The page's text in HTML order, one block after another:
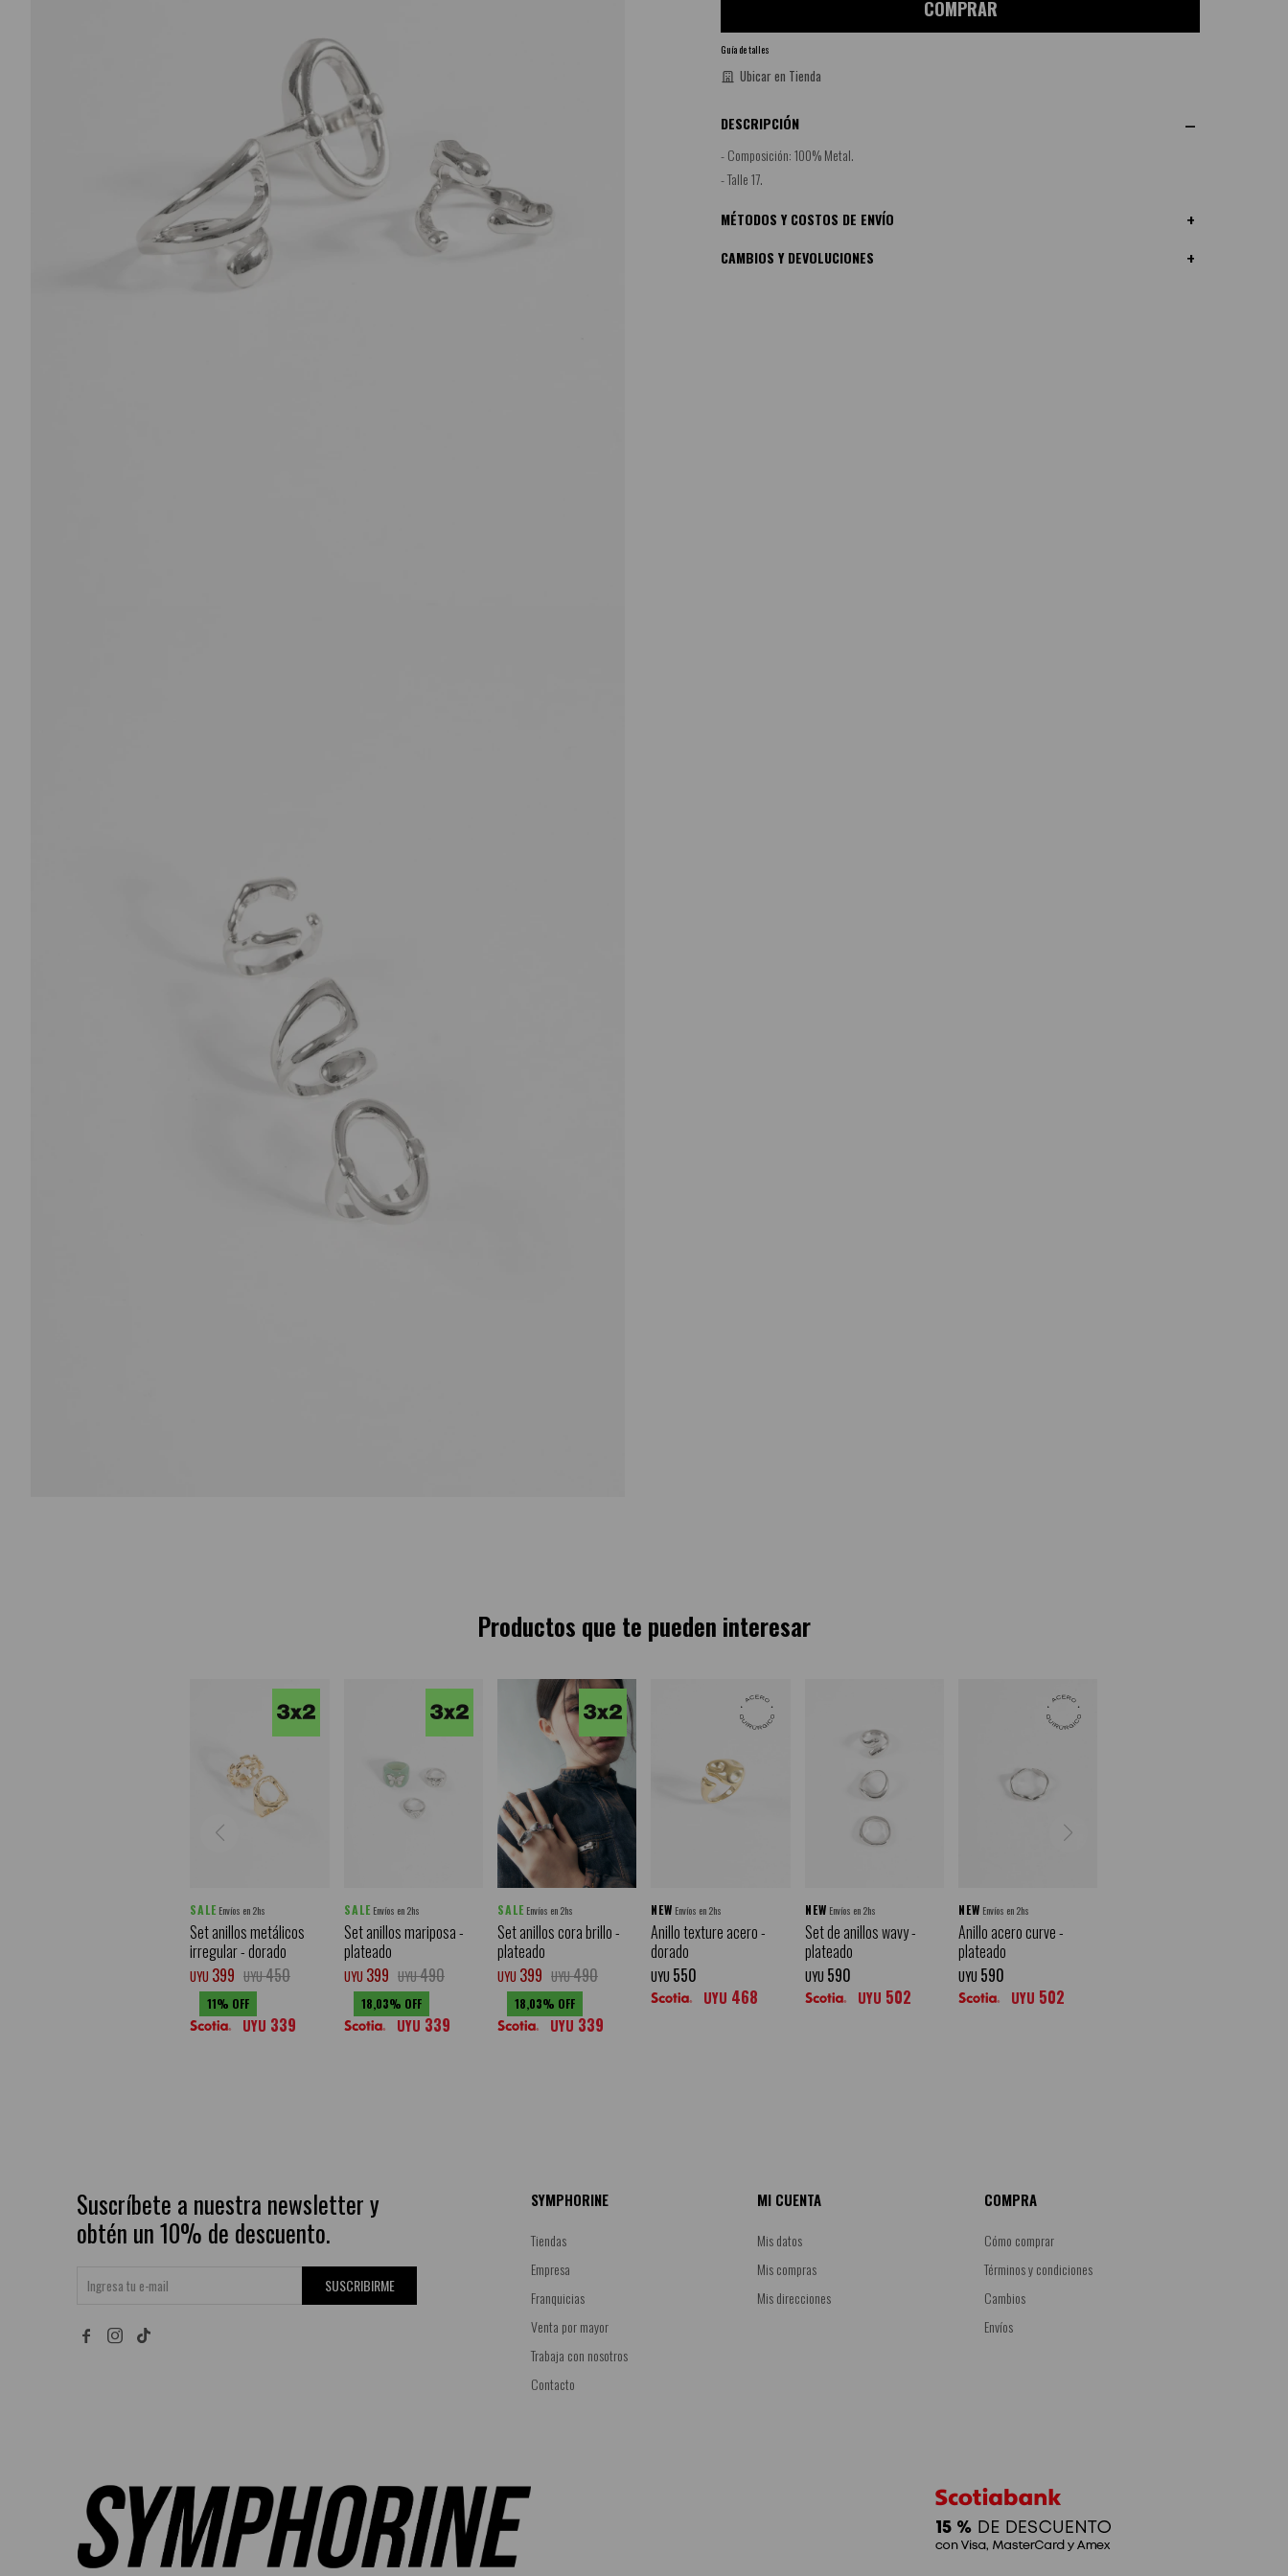
COMPRAR
Guía de talles
Ubicar en Tienda
DESCRIPCIÓN
- Composición: 100% Metal.
- Talle 17.
MÉTODOS Y COSTOS DE ENVÍO
CAMBIOS Y DEVOLUCIONES
Productos que te pueden interesar
SALE Envíos en 2hs
Set anillos metálicos
irregular - dorado
UYU 399 UYU450
11
UYU 339
SALE Envíos en 2hs
Set anillos mariposa -
plateado
UYU 399 UYU490
18,03
UYU 339
SALE Envíos en 2hs
Set anillos cora brillo -
plateado
UYU 399 UYU490
18,03
UYU 339
NEW Envíos en 2hs
Anillo texture acero -
dorado
UYU 550
UYU 468
NEW Envíos en 2hs
Set de anillos wavy -
plateado
UYU 590
UYU 502
NEW Envíos en 2hs
Anillo acero curve -
plateado
UYU 590
UYU 502
Suscríbete a nuestra newsletter y
obtén un 10% de descuento.
SUSCRIBIRME
 
SYMPHORINE
Tiendas
Empresa
Franquicias
Venta por mayor
Trabaja con nosotros
Contacto
MI CUENTA
Mis datos
Mis compras
Mis direcciones
COMPRA
Cómo comprar
Términos y condiciones
Cambios
Envíos